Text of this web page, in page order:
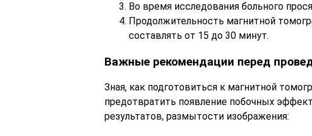
Во время исследования больного
Продолжительность магнитной
составлять от 15 до 30 минут.
Важные рекомендации перед
Зная, как подготовиться к магнитной
предотвратить появление побочных
результатов, размытости изображения: